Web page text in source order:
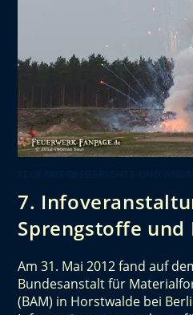
7.
Sprengstoffe
Am 31. Mai 2012 fand auf
Bundesanstalt für
(BAM) in Horstwalde bei